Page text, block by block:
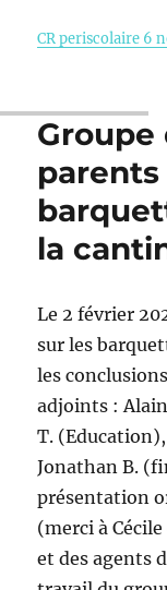
CR periscolaire 6
Groupe
parents
la
Le 2 février
sur les
les
adjoints :
T.
Jonathan B.
présentation
(merci à
et des agents